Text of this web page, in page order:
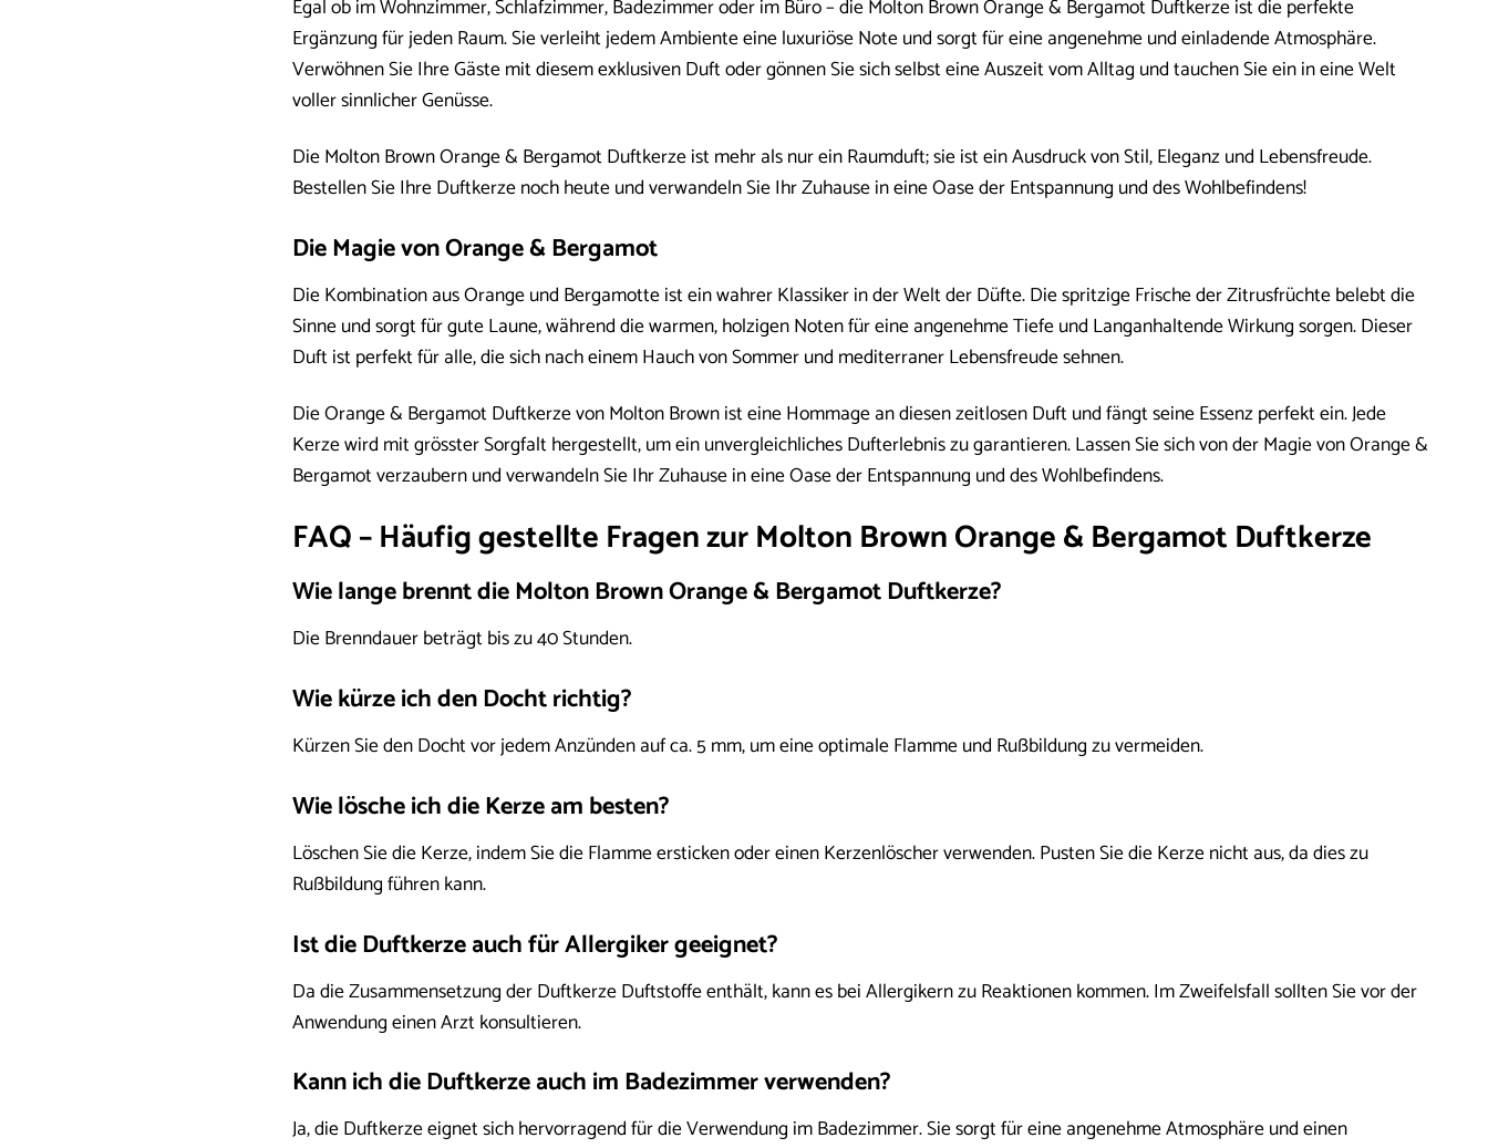
Egal ob im Wohnzimmer, Schlafzimmer, Badezimmer oder im Büro – die Molton Brown Orange & Bergamot Duftkerze ist die perfekte
Ergänzung für jeden Raum. Sie verleiht jedem Ambiente eine luxuriöse Note und sorgt für eine angenehme und einladende Atmosphäre.
Verwöhnen Sie Ihre Gäste mit diesem exklusiven Duft oder gönnen Sie sich selbst eine Auszeit vom Alltag und tauchen Sie ein in eine Welt
voller sinnlicher Genüsse.
Die Molton Brown Orange & Bergamot Duftkerze ist mehr als nur ein Raumduft; sie ist ein Ausdruck von Stil, Eleganz und Lebensfreude.
Bestellen Sie Ihre Duftkerze noch heute und verwandeln Sie Ihr Zuhause in eine Oase der Entspannung und des Wohlbefindens!
Die Magie von Orange & Bergamot
Die Kombination aus Orange und Bergamotte ist ein wahrer Klassiker in der Welt der Düfte. Die spritzige Frische der Zitrusfrüchte belebt die
Sinne und sorgt für gute Laune, während die warmen, holzigen Noten für eine angenehme Tiefe und Langanhaltende Wirkung sorgen. Dieser
Duft ist perfekt für alle, die sich nach einem Hauch von Sommer und mediterraner Lebensfreude sehnen.
Die Orange & Bergamot Duftkerze von Molton Brown ist eine Hommage an diesen zeitlosen Duft und fängt seine Essenz perfekt ein. Jede
Kerze wird mit grösster Sorgfalt hergestellt, um ein unvergleichliches Dufterlebnis zu garantieren. Lassen Sie sich von der Magie von Orange &
Bergamot verzaubern und verwandeln Sie Ihr Zuhause in eine Oase der Entspannung und des Wohlbefindens.
FAQ – Häufig gestellte Fragen zur Molton Brown Orange & Bergamot Duftkerze
Wie lange brennt die Molton Brown Orange & Bergamot Duftkerze?
Die Brenndauer beträgt bis zu 40 Stunden.
Wie kürze ich den Docht richtig?
Kürzen Sie den Docht vor jedem Anzünden auf ca. 5 mm, um eine optimale Flamme und Rußbildung zu vermeiden.
Wie lösche ich die Kerze am besten?
Löschen Sie die Kerze, indem Sie die Flamme ersticken oder einen Kerzenlöscher verwenden. Pusten Sie die Kerze nicht aus, da dies zu
Rußbildung führen kann.
Ist die Duftkerze auch für Allergiker geeignet?
Da die Zusammensetzung der Duftkerze Duftstoffe enthält, kann es bei Allergikern zu Reaktionen kommen. Im Zweifelsfall sollten Sie vor der
Anwendung einen Arzt konsultieren.
Kann ich die Duftkerze auch im Badezimmer verwenden?
Ja, die Duftkerze eignet sich hervorragend für die Verwendung im Badezimmer. Sie sorgt für eine angenehme Atmosphäre und einen